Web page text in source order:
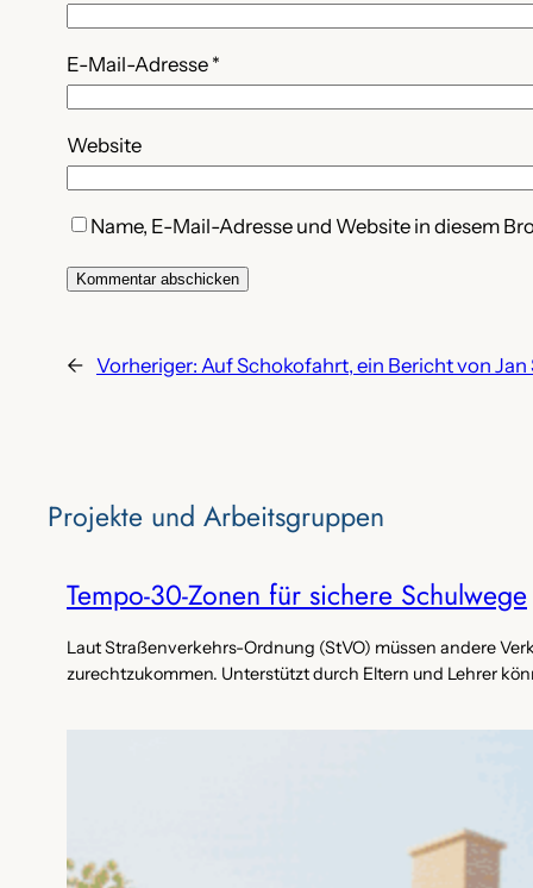
Projekte‌ und Arbeitsgruppen
Tempo-30-Zonen für sichere Schulwege
Laut Straßenverkehrs-Ordnung (StVO) müssen andere
zurechtzukommen. Unterstützt durch Eltern und Lehrer
E-Mail-Adresse *
Website
Name, E-Mail-Adresse und Website in diesem
← Vorheriger: Auf Schokofahrt, ein Bericht von